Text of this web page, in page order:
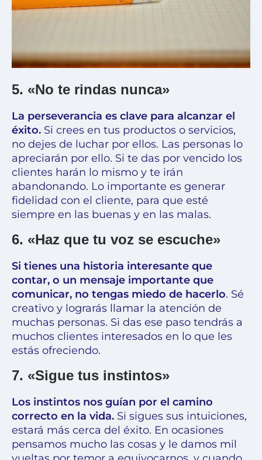
5. «No te rindas nunca»
La perseverancia es clave para alcanzar el
éxito. Si crees en tus productos o servicios,
no dejes de luchar por ellos. Las personas lo
apreciarán por ello. Si te das por vencido los
clientes harán lo mismo y te irán
abandonando. Lo importante es generar
fidelidad con el cliente, para que esté
siempre en las buenas y en las malas.
6. «Haz que tu voz se escuche»
Si tienes una historia interesante que
contar, o un mensaje importante que
comunicar, no tengas miedo de hacerlo. Sé
creativo y lograrás llamar la atención de
muchas personas. Si das ese paso tendrás a
muchos clientes interesados en lo que les
estás ofreciendo.
7. «Sigue tus instintos»
Los instintos nos guían por el camino
correcto en la vida. Si sigues sus intuiciones,
estará más cerca del éxito. En ocasiones
pensamos mucho las cosas y le damos mil